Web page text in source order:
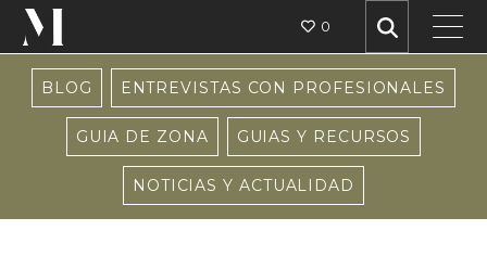
0
BLOG ENTREVISTAS CON PROFESIONALES
GUIA DE ZONA GUIAS Y RECURSOS
NOTICIAS Y ACTUALIDAD